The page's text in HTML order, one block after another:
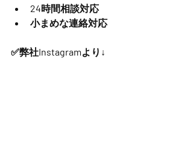
24時間相談対応
小まめな連絡対応
✅弊社Instagramより↓